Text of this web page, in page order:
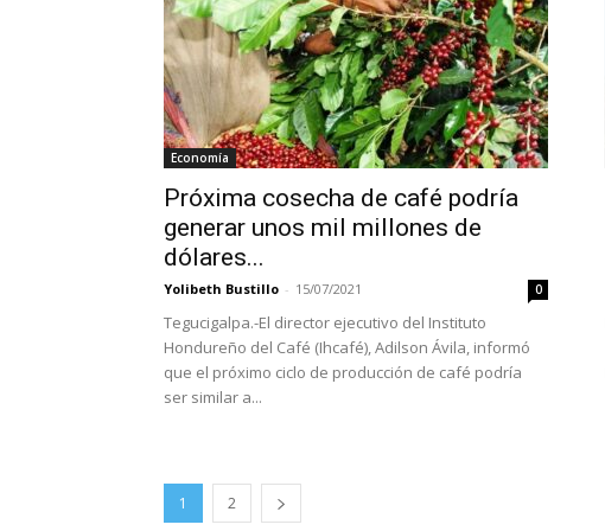
Economía
Próxima cosecha de café podría
generar unos mil millones de
dólares...
Yolibeth Bustillo - 15/07/2021 0
Tegucigalpa.-El director ejecutivo del Instituto
Hondureño del Café (Ihcafé), Adilson Ávila, informó
que el próximo ciclo de producción de café podría
ser similar a...
1 2